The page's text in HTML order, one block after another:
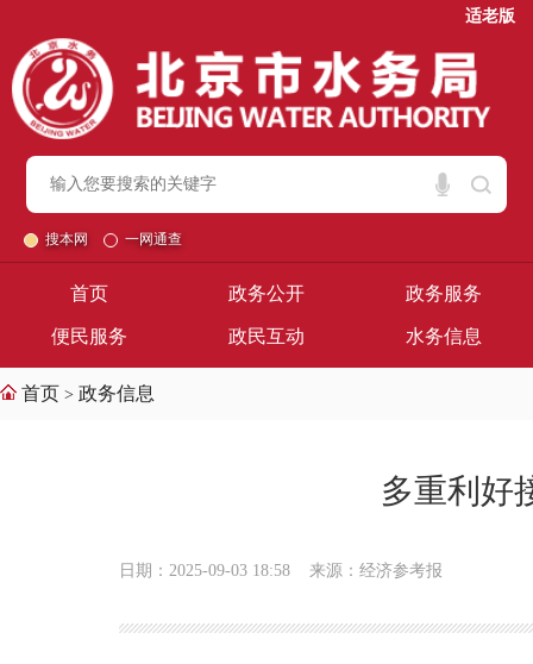
适老版
搜本网 一网通查
首页 政务公开 政务服务
便民服务 政民互动 水务信息
首页 > 政务信息
多重利好
日期：2025-09-03 18:58 来源：经济参考报